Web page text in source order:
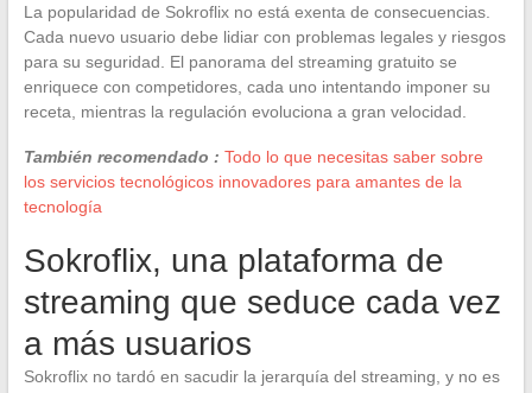
La popularidad de Sokroflix no está exenta de consecuencias.
Cada nuevo usuario debe lidiar con problemas legales y riesgos
para su seguridad. El panorama del streaming gratuito se
enriquece con competidores, cada uno intentando imponer su
receta, mientras la regulación evoluciona a gran velocidad.
También recomendado : Todo lo que necesitas saber sobre
los servicios tecnológicos innovadores para amantes de la
tecnología
Sokroflix, una plataforma de
streaming que seduce cada vez
a más usuarios
Sokroflix no tardó en sacudir la jerarquía del streaming, y no es